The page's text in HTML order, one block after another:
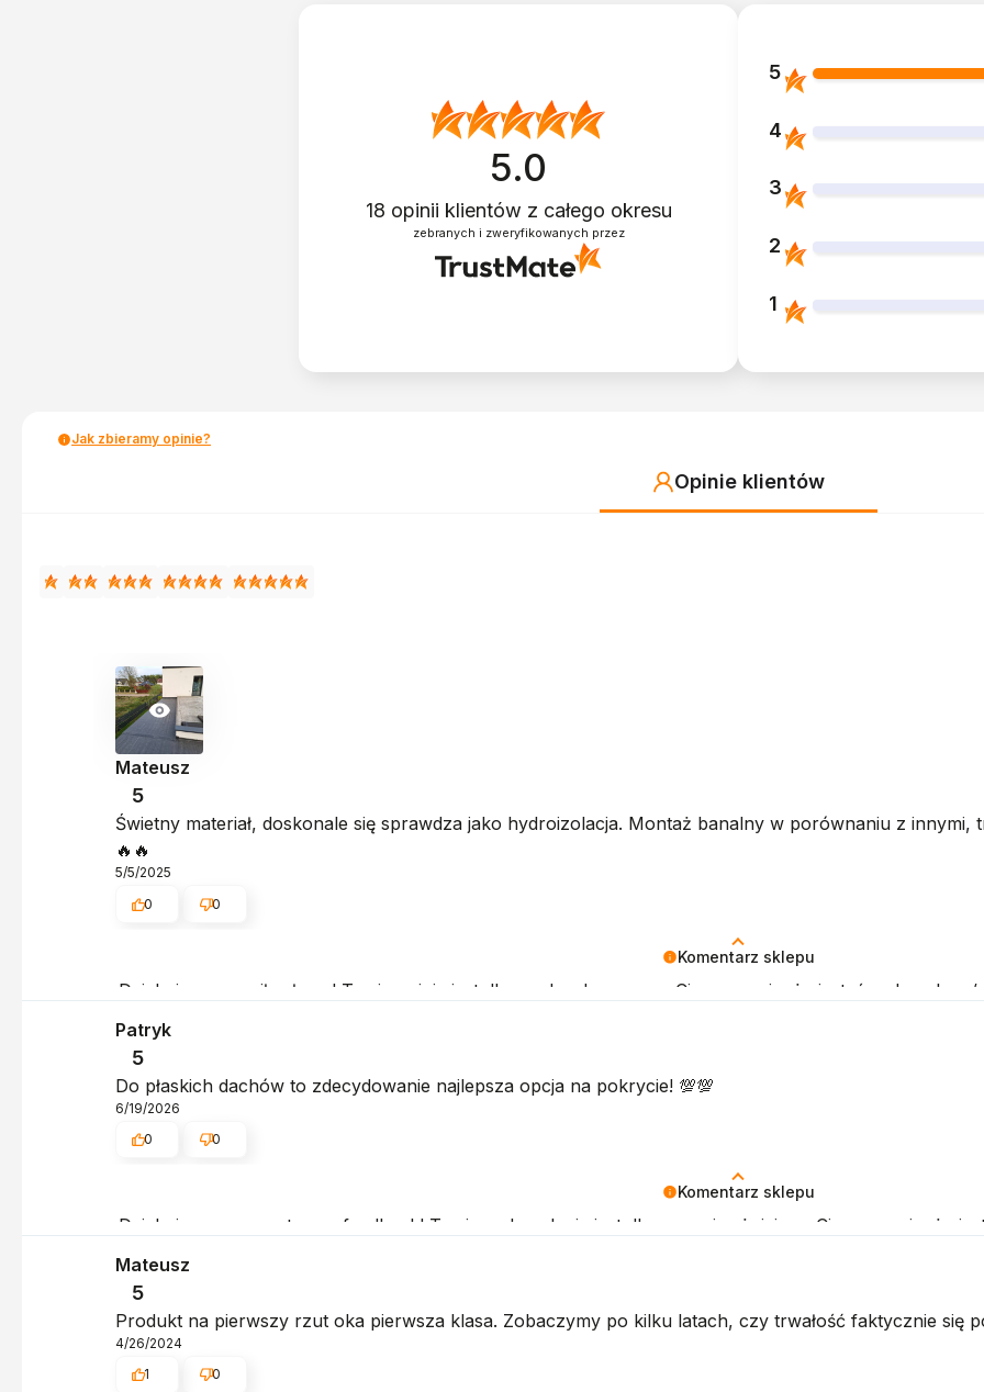
5.0
18 opinii klientów z całego okresu
zebranych i zweryfikowanych przez
5
4
3
2
1
Jak zbieramy opinie?
Opinie klientów
Komentarz sklepu
Dziękujemy za miłe słowa! Twoja opinia jest dla nas bardzo cenna. Cieszymy się, że jesteś
Mateusz
5
Świetny materiał, doskonale się sprawdza jako hydroizolacja. Montaż banalny w porównaniu z
🔥🔥
5/5/2025
0
0
Komentarz sklepu
Dziękujemy za pozytywny feedback! Twoje zadowolenie jest dla nas najważniejsze. Cieszymy się, że
Patryk
5
Do płaskich dachów to zdecydowanie najlepsza opcja na pokrycie! 💯💯
6/19/2026
0
0
Mateusz
5
Produkt na pierwszy rzut oka pierwsza klasa. Zobaczymy po kilku latach, czy trwałość faktycznie się
4/26/2024
1
0